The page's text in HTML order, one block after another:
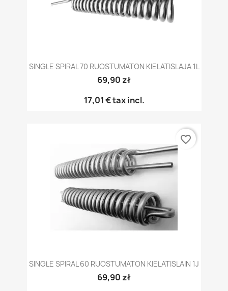
SINGLE SPIRAL 70 RUOSTUMATON KIELATISLAJA 1L
69,90 zł
17,01 €tax incl.
SINGLE SPIRAL 60 RUOSTUMATON KIELATISLAIN 1J
69,90 zł
favorite_border